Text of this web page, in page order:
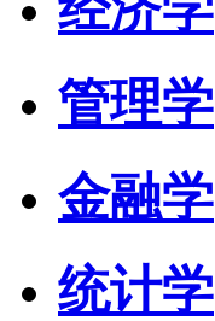
管理学
金融学
统计学